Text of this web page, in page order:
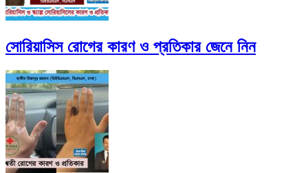
সোরিয়াসিস রোগের কারণ ও প্রতিকার জেনে নিন